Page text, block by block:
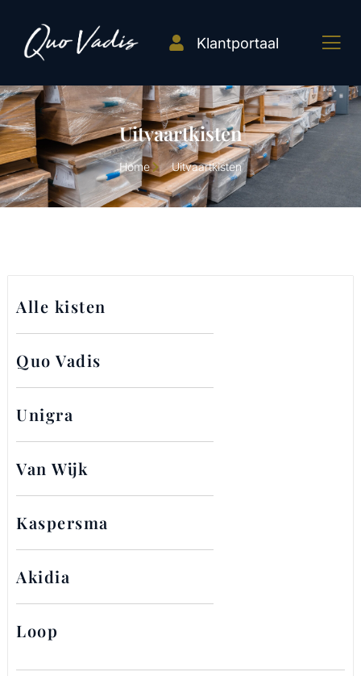
Klantportaal
Uitvaartkisten
Home Uitvaartkisten
Alle kisten
Quo Vadis
Unigra
Van Wijk
Kaspersma
Akidia
Loop